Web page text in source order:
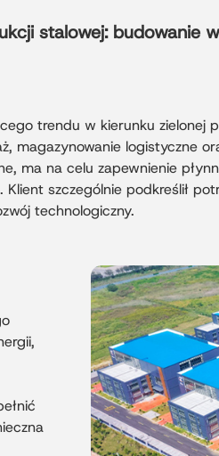
Projekt ten jest
stalowej: budowanie
trendu w kierunku zielonej
magazynowanie logistyczne
ma na celu zapewnienie
szczególnie podkreślił
technologiczny.